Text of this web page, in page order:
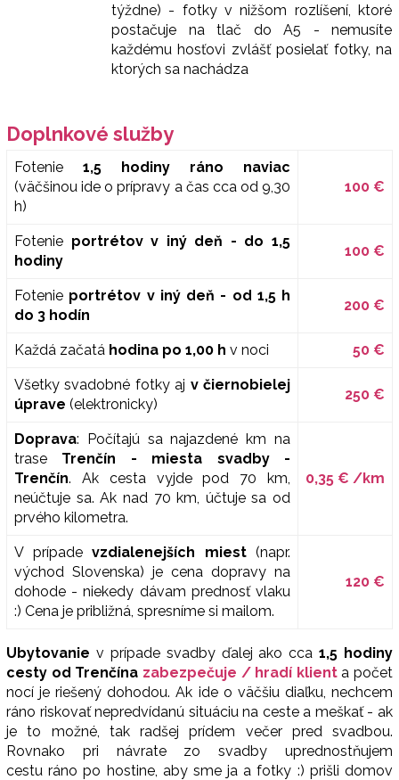
týždne) - fotky v nižšom rozlíšení, ktoré
postačuje na tlač do A5 - nemusíte
každému hosťovi zvlášť posielať fotky, na
ktorých sa nachádza
Doplnkové služby
Fotenie 1,5 hodiny ráno naviac
(väčšinou ide o prípravy a čas cca od 9,30
h)
100 €
Fotenie portrétov v iný deň - do 1,5
hodiny
100 €
Fotenie portrétov v iný deň - od 1,5 h
do 3 hodín
200 €
Každá začatá hodina po 1,00 h v noci 50 €
Všetky svadobné fotky aj v čiernobielej
úprave (elektronicky)
250 €
Doprava: Počítajú sa najazdené km na
trase Trenčín - miesta svadby -
Trenčín. Ak cesta vyjde pod 70 km,
neúčtuje sa. Ak nad 70 km, účtuje sa od
prvého kilometra.
0,35 € /km
V prípade vzdialenejších miest(napr.
východ Slovenska) je cena dopravy na
dohode - niekedy dávam prednosť vlaku
:) Cena je približná, spresníme si mailom.
120 €
Ubytovanie v prípade svadby ďalej ako cca1,5 hodiny
cesty od Trenčína zabezpečuje / hradí klient a počet
nocí je riešený dohodou. Ak ide o väčšiu diaľku, nechcem
ráno riskovať nepredvídanú situáciu na ceste a meškať - ak
je to možné, tak radšej prídem večer pred svadbou.
Rovnako pri návrate zo svadby uprednostňujem
cestu ráno po hostine, aby sme ja a fotky :) prišli domov